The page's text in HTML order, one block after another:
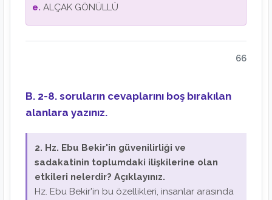
e. ALÇAK GÖNÜLLÜ
66
B. 2-8. soruların cevaplarını boş bırakılan
alanlara yazınız.
2. Hz. Ebu Bekir'in güvenilirliği ve
sadakatinin toplumdaki ilişkilerine olan
etkileri nelerdir? Açıklayınız.
Hz. Ebu Bekir'in bu özellikleri, insanlar arasında